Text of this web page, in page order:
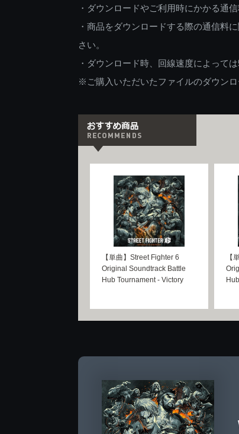
・ダウンロードやご利用時にかかる通
・商品をダウンロードする際の通信料
さい。
・ダウンロード時、回線速度によって
※ご購入いただいたファイルのダウン
【単曲】Street Fighter 6
Original Soundtrack Battle
Hub Tournament - Victory
【